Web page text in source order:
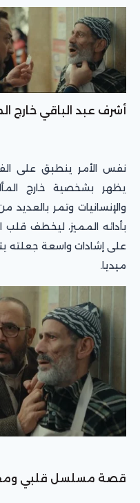
أشرف عبد الباقي خارج
نفس الأمر ينطبق على
يظهر بشخصية خارج
والإنسانيات وتمر
بأدائه المميز، ليخطف
على إشادات واسعة جعلته
ميديا.
قصة مسلسل قلبي